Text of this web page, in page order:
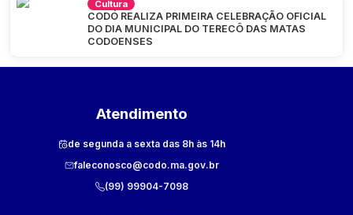
Cultura
CODÓ REALIZA PRIMEIRA CELEBRAÇÃO OFICIAL
DO DIA MUNICIPAL DO TERECÔ DAS MATAS
CODOENSES
Atendimento
de segunda a sexta das 8h às 14h
faleconosco@codo.ma.gov.br
(99) 99904-7098